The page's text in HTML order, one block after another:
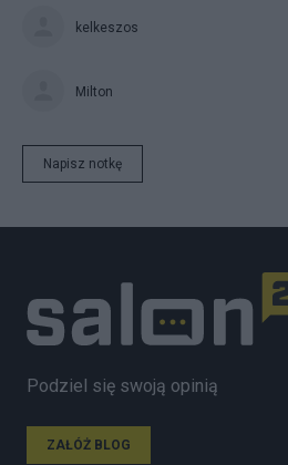
kelkeszos
Milton
Napisz notkę
Podziel się swoją opinią
ZAŁÓŻ BLOG